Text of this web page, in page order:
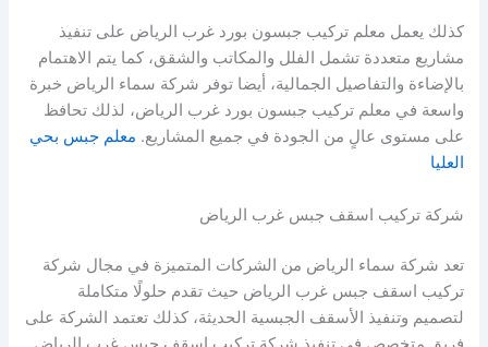
كذلك يعمل معلم تركيب جبسون بورد غرب الرياض على تنفيذ
مشاريع متعددة تشمل الفلل والمكاتب والشقق، كما يتم الاهتمام
بالإضاءة والتفاصيل الجمالية، أيضا توفر شركة سماء الرياض خبرة
واسعة في معلم تركيب جبسون بورد غرب الرياض، لذلك تحافظ
على مستوى عالٍ من الجودة في جميع المشاريع. معلم جبس بحي
العليا
شركة تركيب اسقف جبس غرب الرياض
تعد شركة سماء الرياض من الشركات المتميزة في مجال شركة
تركيب اسقف جبس غرب الرياض حيث تقدم حلولًا متكاملة
لتصميم وتنفيذ الأسقف الجبسية الحديثة، كذلك تعتمد الشركة على